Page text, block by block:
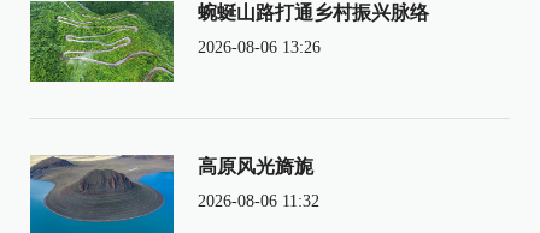
蜿蜒山路打通乡村振兴脉络
2026-08-06 13:26
高原风光旖旎
2026-08-06 11:32